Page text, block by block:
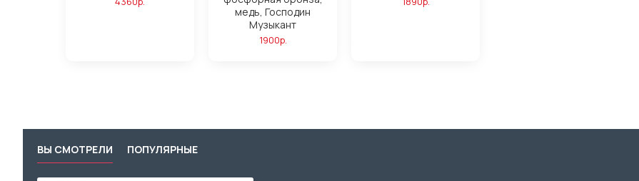
медь, Господин
Музыкант
1900р.
ВЫ СМОТРЕЛИ ПОПУЛЯРНЫЕ